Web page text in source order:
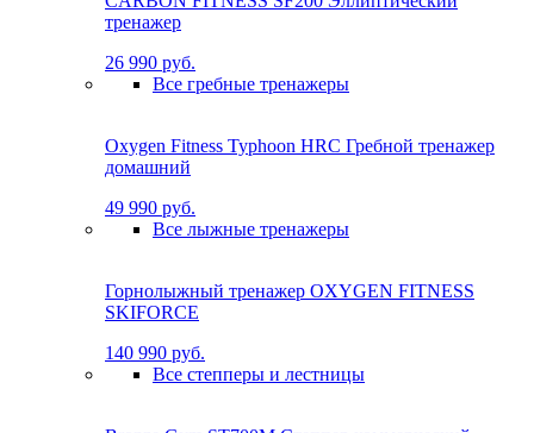
тренажер
26 990 руб.
Все гребные тренажеры
Oxygen Fitness Typhoon HRC Гребной тренажер
домашний
49 990 руб.
Все лыжные тренажеры
Горнолыжный тренажер OXYGEN FITNESS
SKIFORCE
140 990 руб.
Все степперы и лестницы